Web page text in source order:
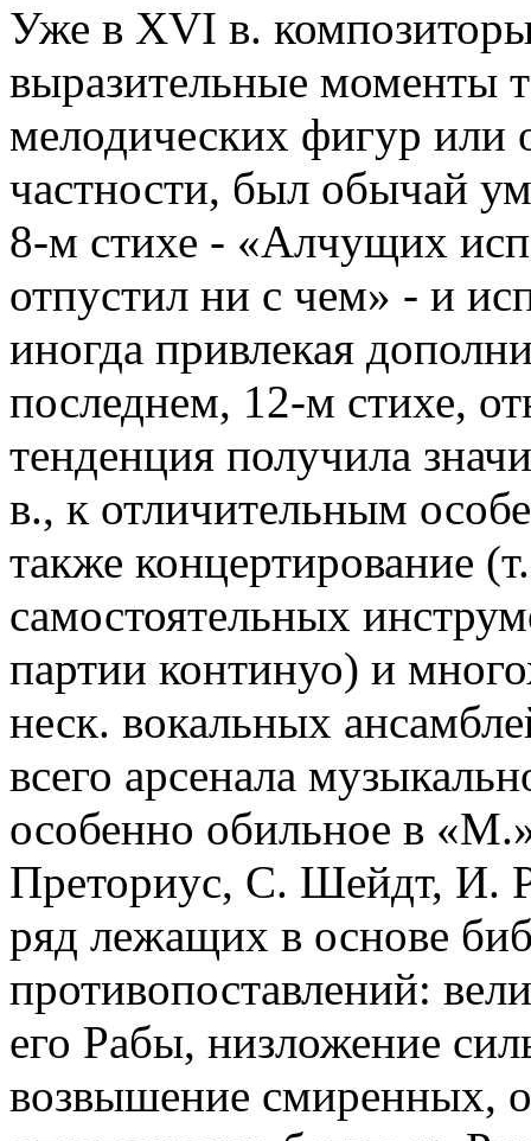
Уже в XVI в.
выразительные моменты
мелодических фигур или
частности, был обычай
8-м стихе - «Алчущих
отпустил ни с чем» - и
иногда привлекая
последнем, 12-м стихе,
тенденция получила
в., к отличительным
также концертирование
самостоятельных
партии континуо) и
неск. вокальных
всего арсенала
особенно обильное в
Преториус, С. Шейдт, И.
ряд лежащих в основе
противопоставлений:
его Рабы, низложение
возвышение смиренных,